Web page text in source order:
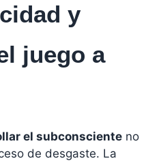
y
juego a
el subconsciente no
de desgaste. La